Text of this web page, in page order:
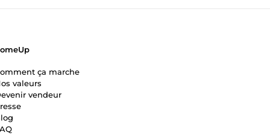
ça marche
valeurs
vendeur